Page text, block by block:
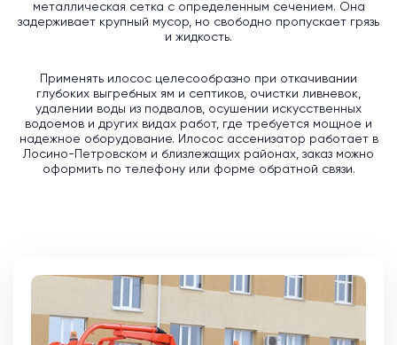
металлическая сетка с определенным сечением. Она
задерживает крупный мусор, но свободно пропускает грязь
и жидкость.
Применять илосос целесообразно при откачивании
глубоких выгребных ям и септиков, очистки ливневок,
удалении воды из подвалов, осушении искусственных
водоемов и других видах работ, где требуется мощное и
надежное оборудование. Илосос ассенизатор работает в
Лосино-Петровском и близлежащих районах, заказ можно
оформить по телефону или форме обратной связи.